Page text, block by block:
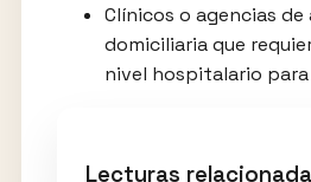
Clínicos o agencias
domiciliaria que
nivel hospitalario
Lecturas